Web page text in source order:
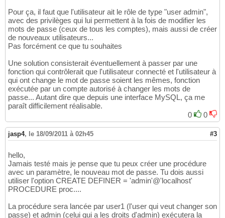
Pour ça, il faut que l'utilisateur ait le rôle de type "user admin",
avec des privilèges qui lui permettent à la fois de modifier les
mots de passe (ceux de tous les comptes), mais aussi de créer
de nouveaux utilisateurs...
Pas forcément ce que tu souhaites
Une solution consisterait éventuellement à passer par une
fonction qui contrôlerait que l'utilisateur connecté et l'utilisateur à
qui ont change le mot de passe soient les mêmes, fonction
exécutée par un compte autorisé à changer les mots de
passe... Autant dire que depuis une interface MySQL, ça me
paraît difficilement réalisable.
0
0
jasp4, le 18/09/2011 à 02h45 #3
hello,
Jamais testé mais je pense que tu peux créer une procédure
avec un paramètre, le nouveau mot de passe. Tu dois aussi
utiliser l'option CREATE DEFINER = 'admin'@'localhost'
PROCEDURE proc....
La procédure sera lancée par user1 (l'user qui veut changer son
passe) et admin (celui qui a les droits d'admin) exécutera la